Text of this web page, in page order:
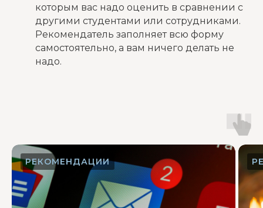
которым вас надо оценить в сравнении с
другими студентами или сотрудниками.
Рекомендатель заполняет всю форму
самостоятельно, а вам ничего делать не
надо.
РЕКОМЕНДАЦИИ